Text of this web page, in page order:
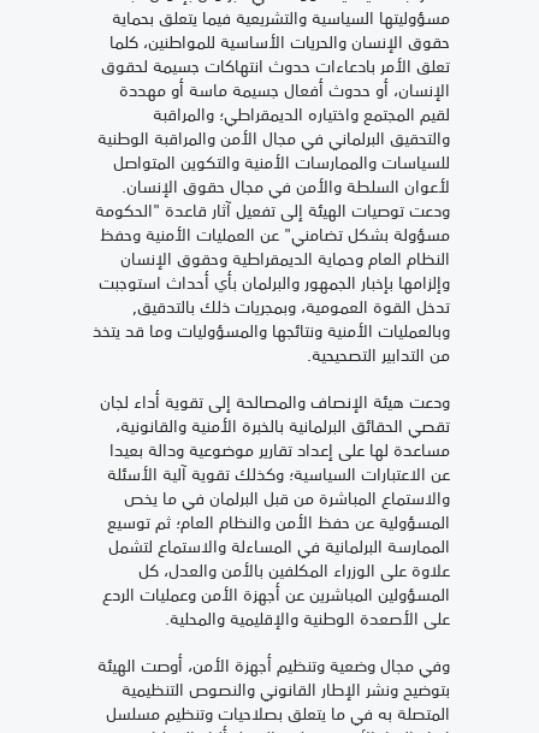
مسؤوليتها السياسية والتشريعية فيما يتعلق بحماية
حقوق الإنسان والحريات الأساسية للمواطنين، كلما
تعلق الأمر بادعاءات حدوث انتهاكات جسيمة لحقوق
الإنسان، أو حدوث أفعال جسيمة ماسة أو مهددة
لقيم المجتمع واختياره الديمقراطي؛ والمراقبة
والتحقيق البرلماني في مجال الأمن والمراقبة الوطنية
للسياسات والممارسات الأمنية والتكوين المتواصل
لأعوان السلطة والأمن في مجال حقوق الإنسان.
ودعت توصيات الهيئة إلى تفعيل آثار قاعدة "الحكومة
مسؤولة بشكل تضامني" عن العمليات الأمنية وحفظ
النظام العام وحماية الديمقراطية وحقوق الإنسان
وإلزامها بإخبار الجمهور والبرلمان بأي أحداث استوجبت
تدخل القوة العمومية، وبمجريات ذلك بالتدقيق,
وبالعمليات الأمنية ونتائجها والمسؤوليات وما قد يتخذ
من التدابير التصحيحية.
ودعت هيئة الإنصاف والمصالحة إلى تقوية أداء لجان
تقصي الحقائق البرلمانية بالخبرة الأمنية والقانونية،
مساعدة لها على إعداد تقارير موضوعية ودالة بعيدا
عن الاعتبارات السياسية؛ وكذلك تقوية آلية الأسئلة
والاستماع المباشرة من قبل البرلمان في ما يخص
المسؤولية عن حفظ الأمن والنظام العام؛ ثم توسيع
الممارسة البرلمانية في المساءلة والاستماع لتشمل
علاوة على الوزراء المكلفين بالأمن والعدل، كل
المسؤولين المباشرين عن أجهزة الأمن وعمليات الردع
على الأصعدة الوطنية والإقليمية والمحلية.
وفي مجال وضعية وتنظيم أجهزة الأمن، أوصت الهيئة
بتوضيح ونشر الإطار القانوني والنصوص التنظيمية
المتصلة به في ما يتعلق بصلاحيات وتنظيم مسلسل